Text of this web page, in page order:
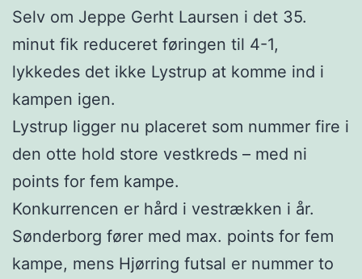
Selv om Jeppe Gerht Laursen i det 35.
minut fik reduceret føringen til 4-1,
lykkedes det ikke Lystrup at komme ind i
kampen igen.
Lystrup ligger nu placeret som nummer fire i
den otte hold store vestkreds – med ni
points for fem kampe.
Konkurrencen er hård i vestrækken i år.
Sønderborg fører med max. points for fem
kampe, mens Hjørring futsal er nummer to